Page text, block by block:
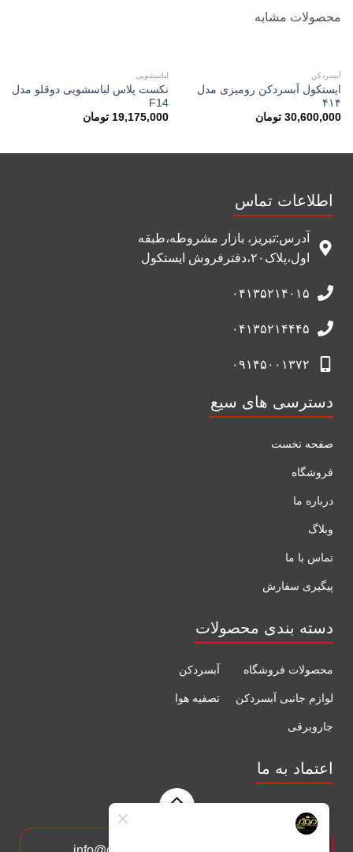
محصولات مشابه
در انبار موجود نمی باشدآبسردکن
ایستکول آبسردکن رومیزی مدل
۴۱۴
30,600,000 تومان
در انبار موجود نمی باشدلباسشویی
نکست پلاس لباسشویی دوقلو مدل
F14
19,175,000 تومان
اطلاعات تماس
آدرس:تبریز، بازار مشروطه،طبقه
اول،پلاک۲۰،دفترفروش ایستکول
۰۴۱۳۵۲۱۴۰۱۵
۰۴۱۳۵۲۱۴۴۴۵
۰۹۱۴۵۰۰۱۳۷۲
دسترسی های سیع
صفحه نخست
فروشگاه
درباره ما
وبلاگ
تماس با ما
پیگیری سفارش
دسته بندی محصولات
محصولات فروشگاه آبسردکن
لوازم جانبی آبسردکن تصفیه هوا
جاروبرقی
اعتماد به ما